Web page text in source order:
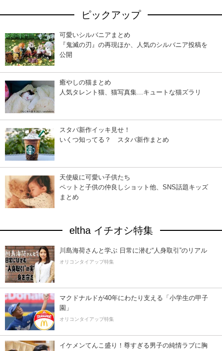
ピックアップ
可愛いシルバニアまとめ
『鬼滅の刃』の再現ほか、人気のシルバニア投稿を
公開
癒やしの猫まとめ
人気タレント猫、猫写真集…キュートな猫ズラリ
スタバ新作イッキ見せ！
いくつ知ってる？ スタバ新作まとめ
天使級に可愛い子供たち
ペットと子供の仲良しショット他、SNS話題キッズ
まとめ
eltha イチオシ特集
川島海荷さんと学ぶ 日常に潜む“人身取引”のリアル
オリコンタイアップ特集
マクドナルドが40年にわたり支える「小学生の甲子
園」
オリコンタイアップ特集
イケメンてんこ盛り！尊すぎる男子の純情ラブに胸